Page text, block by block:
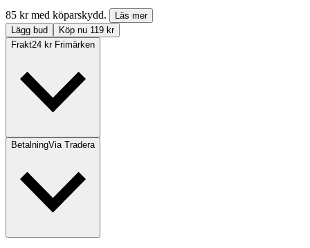
85 kr med köparskydd.
Läs mer
Lägg bud
Köp nu 119 kr
Frakt24 kr Frimärken
BetalningVia Tradera